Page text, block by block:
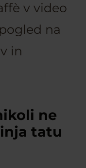
v video
na
in
ne
tatu